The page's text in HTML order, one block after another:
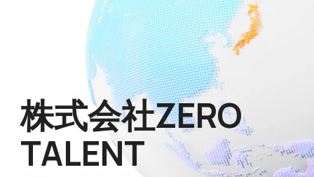
株式会社ZERO
TALENT